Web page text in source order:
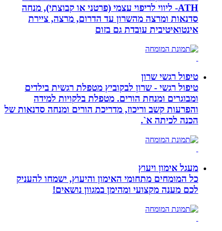
ATH- ליווי לריפוי עצמי (פרטני או קבוצתי), מנחה
סדנאות ומרצה מהשרון עד הדרום, מרצה, ציירת
אינטואיטיבית עובדת גם בזום
טיפול רגשי שרון
טיפול רגשי - שרון לבקוביץ מטפלת רגשית בילדים
ומבוגרים ומנחת הורים. מטפלת בלקויות למידה
והפרעות קשב וריכוז, מדריכת הורים ומנחה סדנאות של
הכנה לכיתה א`.
מעגל אימון ויעוץ
כל המומחים מתחומי האימון והיעוץ, ישמחו להעניק
לכם מענה מקצועי ומהימן במגוון נושאים!